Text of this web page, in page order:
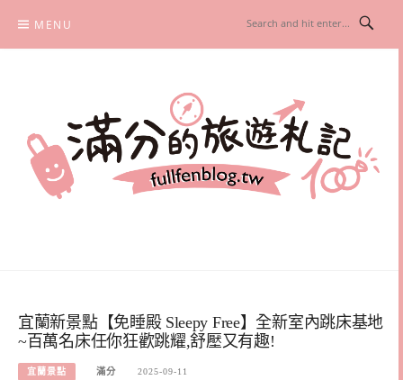
content
MENU
宜蘭新景點【免睡殿 Sleepy Free】全新室內跳床基地
~百萬名床任你狂歡跳耀,舒壓又有趣!
宜蘭景點 滿分 2025-09-11